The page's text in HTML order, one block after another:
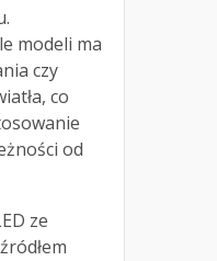
modeli ma
czy
co
od
ze